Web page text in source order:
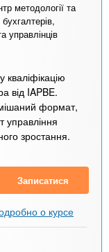
методології та
управлінців
від IAPBE.
формат,
управління
зростання.
Записатися
о курсе